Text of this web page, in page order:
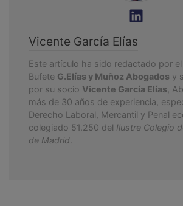
Vicente García Elías
Este artículo ha sido redactado por
Bufete G.Elías y Muñoz Abogados y
por su socio Vicente García Elías ,
más de 30 años de experiencia,
Derecho Laboral, Mercantil y Penal
colegiado 51.250 del Ilustre Colegio
de Madrid